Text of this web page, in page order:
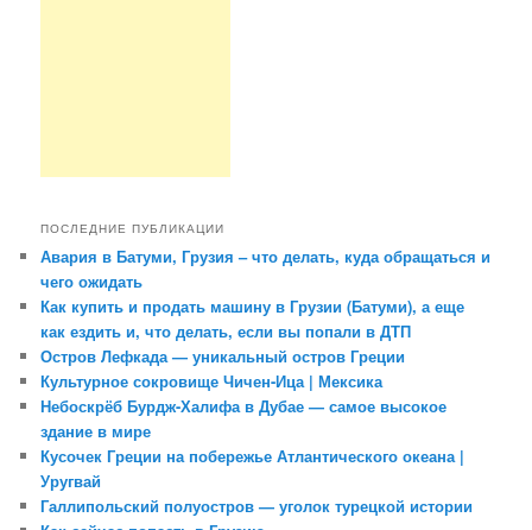
ПОСЛЕДНИЕ ПУБЛИКАЦИИ
Авария в Батуми, Грузия – что делать, куда обращаться и
чего ожидать
Как купить и продать машину в Грузии (Батуми), а еще
как ездить и, что делать, если вы попали в ДТП
Остров Лефкада — уникальный остров Греции
Культурное сокровище Чичен-Ица | Мексика
Небоскрёб Бурдж-Халифа в Дубае — самое высокое
здание в мире
Кусочек Греции на побережье Атлантического океана |
Уругвай
Галлипольский полуостров — уголок турецкой истории